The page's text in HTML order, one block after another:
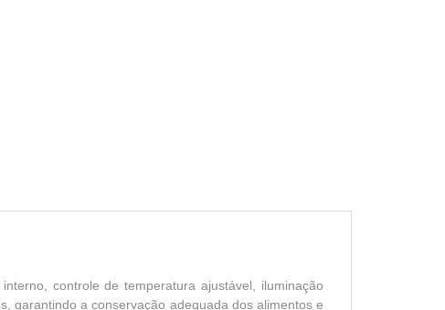
controle de temperatura ajustável, iluminação
garantindo a conservação adequada dos alimentos e